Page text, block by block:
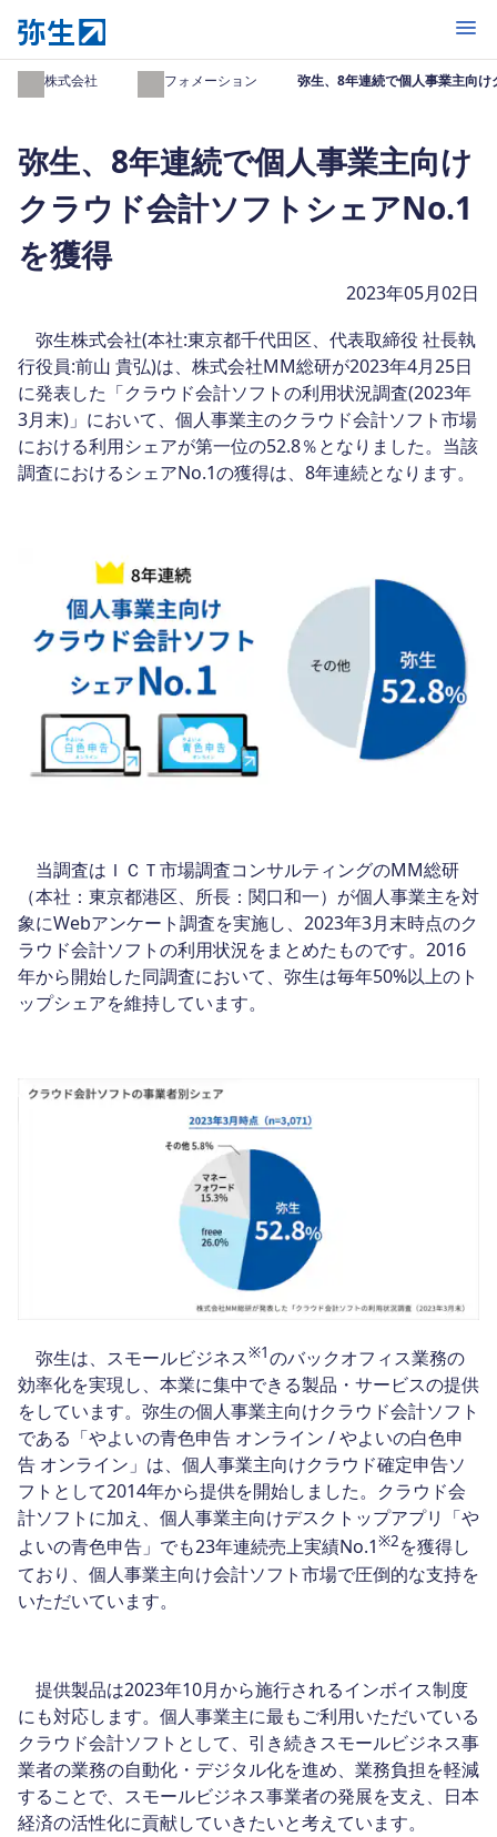
開く
弥生株式会社 インフォメーション 弥生、8年連続で個人事業主向
弥生、8年連続で個人事業主向け
クラウド会計ソフトシェアNo.1
を獲得
2023年05月02日
弥生株式会社(本社:東京都千代田区、代表取締役 社長執
行役員:前山 貴弘)は、株式会社MM総研が2023年4月25日
に発表した「クラウド会計ソフトの利用状況調査(2023年
3月末)」において、個人事業主のクラウド会計ソフト市場
における利用シェアが第一位の52.8％となりました。当該
調査におけるシェアNo.1の獲得は、8年連続となります。
当調査はＩＣＴ市場調査コンサルティングのMM総研
（本社：東京都港区、所長：関口和一）が個人事業主を対
象にWebアンケート調査を実施し、2023年3月末時点のク
ラウド会計ソフトの利用状況をまとめたものです。2016
年から開始した同調査において、弥生は毎年50%以上のト
ップシェアを維持しています。
弥生は、スモールビジネス※1のバックオフィス業務の
効率化を実現し、本業に集中できる製品・サービスの提供
をしています。弥生の個人事業主向けクラウド会計ソフト
である「やよいの青色申告 オンライン / やよいの白色申
告 オンライン」は、個人事業主向けクラウド確定申告ソ
フトとして2014年から提供を開始しました。クラウド会
計ソフトに加え、個人事業主向けデスクトップアプリ「や
よいの青色申告」でも23年連続売上実績No.1※2を獲得し
ており、個人事業主向け会計ソフト市場で圧倒的な支持を
いただいています。
提供製品は2023年10月から施行されるインボイス制度
にも対応します。個人事業主に最もご利用いただいている
クラウド会計ソフトとして、引き続きスモールビジネス事
業者の業務の自動化・デジタル化を進め、業務負担を軽減
することで、スモールビジネス事業者の発展を支え、日本
経済の活性化に貢献していきたいと考えています。